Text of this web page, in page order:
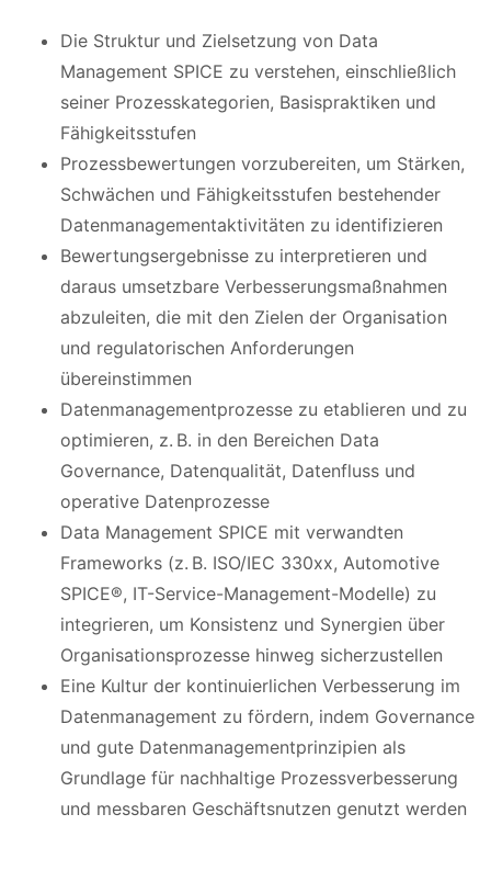
Die Struktur und Zielsetzung von Data
Management SPICE zu verstehen, einschließlich
seiner Prozesskategorien, Basispraktiken und
Fähigkeitsstufen
Prozessbewertungen vorzubereiten, um Stärken,
Schwächen und Fähigkeitsstufen bestehender
Datenmanagementaktivitäten zu identifizieren
Bewertungsergebnisse zu interpretieren und
daraus umsetzbare Verbesserungsmaßnahmen
abzuleiten, die mit den Zielen der Organisation
und regulatorischen Anforderungen
übereinstimmen
Datenmanagementprozesse zu etablieren und zu
optimieren, z. B. in den Bereichen Data
Governance, Datenqualität, Datenfluss und
operative Datenprozesse
Data Management SPICE mit verwandten
Frameworks (z. B. ISO/IEC 330xx, Automotive
SPICE®, IT-Service-Management-Modelle) zu
integrieren, um Konsistenz und Synergien über
Organisationsprozesse hinweg sicherzustellen
Eine Kultur der kontinuierlichen Verbesserung im
Datenmanagement zu fördern, indem Governance
und gute Datenmanagementprinzipien als
Grundlage für nachhaltige Prozessverbesserung
und messbaren Geschäftsnutzen genutzt werden